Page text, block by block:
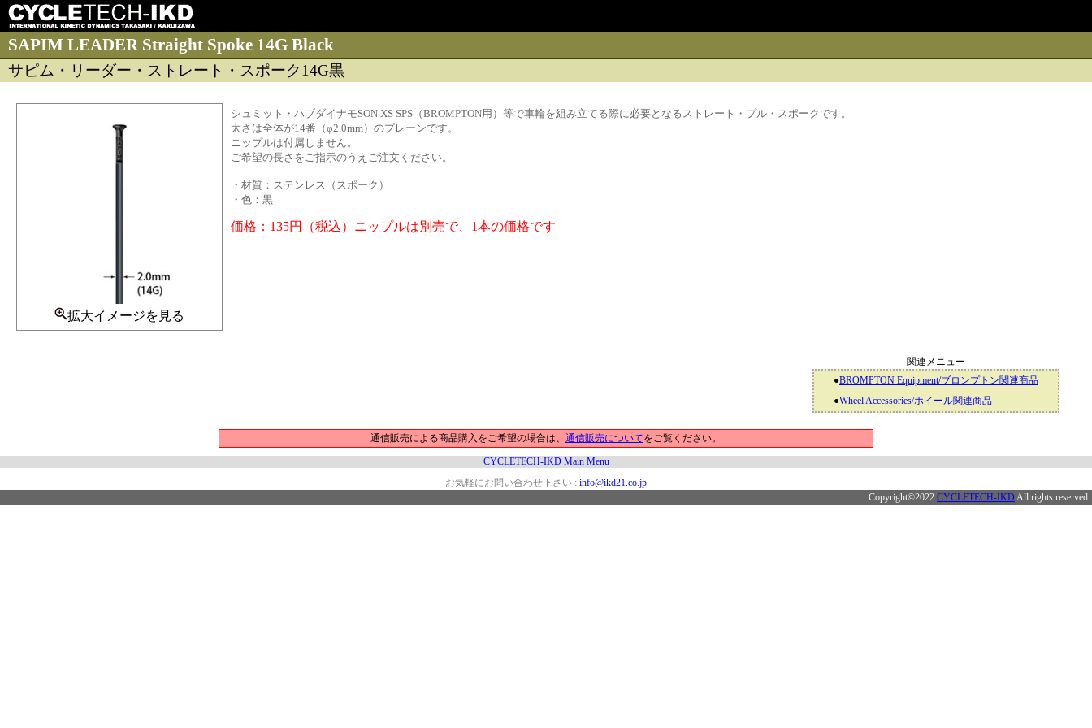
SAPIM LEADER Straight Spoke 14G Black
サピム・リーダー・ストレート・スポーク14G黒
拡大イメージを見る
シュミット・ハブダイナモSON XS SPS（BROMPTON用）等で車輪を組み立てる際に必要となるストレート・プル・スポークです。
太さは全体が14番（φ2.0mm）のプレーンです。
ニップルは付属しません。
ご希望の長さをご指示のうえご注文ください。
・材質：ステンレス（スポーク）
・色：黒
価格：135円（税込）ニップルは別売で、1本の価格です
関連メニュー
●BROMPTON Equipment/ブロンプトン関連商品
●Wheel Accessories/ホイール関連商品
通信販売による商品購入をご希望の場合は、 通信販売についてをご覧ください。
CYCLETECH-IKD Main Menu
お気軽にお問い合わせ下さい : info@ikd21.co.jp
Copyright©2022 CYCLETECH-IKD All rights reserved.